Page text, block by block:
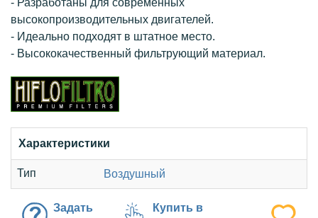
- Разработаны для современных
высокопроизводительных двигателей.
- Идеально подходят в штатное место.
- Высококачественный фильтрующий материал.
Характеристики
Тип Воздушный
Задать
Купить в